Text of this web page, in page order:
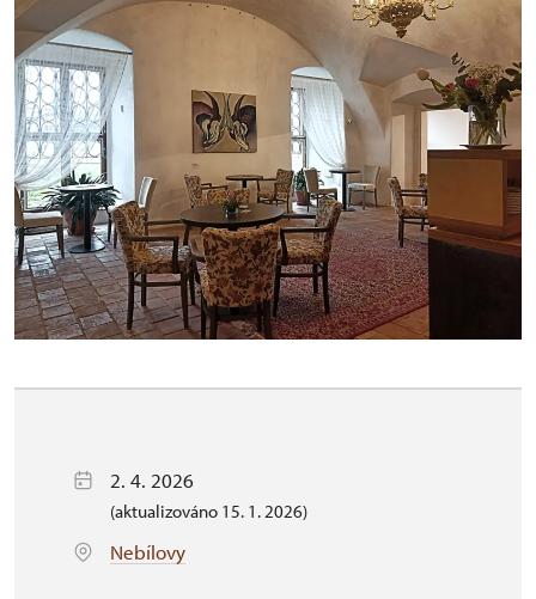
2. 4. 2026
(aktualizováno 15. 1. 2026)
Nebílovy